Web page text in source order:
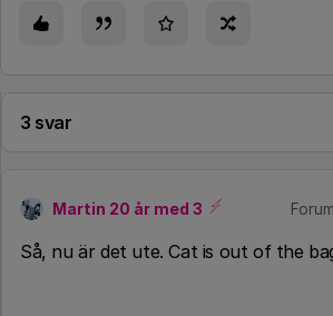
3 svar
Martin 20 år med 3
Så, nu är det ute. Cat is out of the